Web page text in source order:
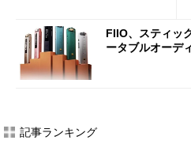
FIIO、スティッ
ータブルオーデ
記事ランキング